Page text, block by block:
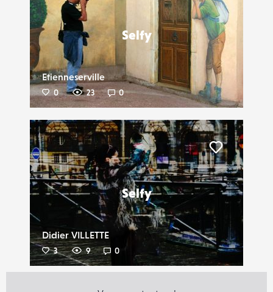
Selfy
Etienneserville
0 23 0
Selfy
Didier VILLETTE
3 9 0
Liker